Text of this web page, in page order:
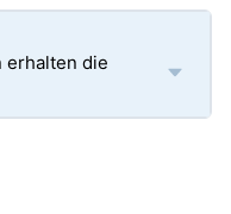
erhalten die